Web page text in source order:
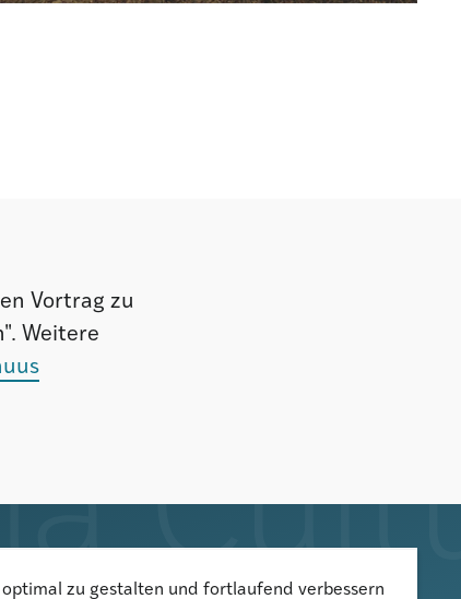
Vortrag zu
Weitere
Newsletter informiert über
optimal zu gestalten und fortlaufend verbessern